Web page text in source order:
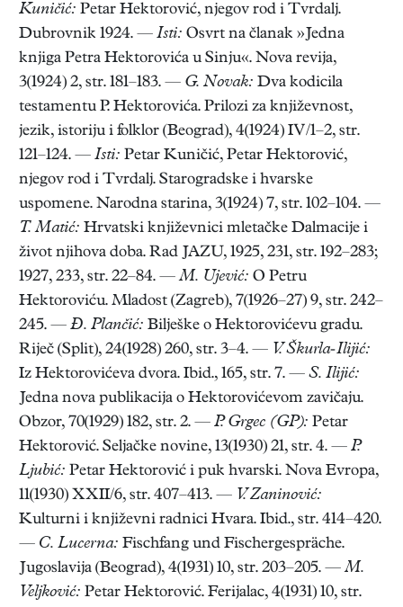
Kuničić: Petar Hektorović, njegov rod i Tvrdalj.
Dubrovnik 1924. — Isti: Osvrt na članak »Jedna
knjiga Petra Hektorovića u Sinju«. Nova revija,
3(1924) 2, str. 181–183. — G. Novak: Dva kodicila
testamentu P. Hektorovića. Prilozi za književnost,
jezik, istoriju i folklor (Beograd), 4(1924) IV/1–2, str.
121–124. — Isti: Petar Kuničić, Petar Hektorović,
njegov rod i Tvrdalj. Starogradske i hvarske
uspomene. Narodna starina, 3(1924) 7, str. 102–104. —
T. Matić: Hrvatski književnici mletačke Dalmacije i
život njihova doba. Rad JAZU, 1925, 231, str. 192–283;
1927, 233, str. 22–84. —M. Ujević: O Petru
Hektoroviću. Mladost (Zagreb), 7(1926–27) 9, str. 242–
245. — Đ. Plančić: Bilješke o Hektorovićevu gradu.
Riječ (Split), 24(1928) 260, str. 3–4. — V. Škurla-Ilijić:
Iz Hektorovićeva dvora. Ibid., 165, str. 7. — S. Ilijić:
Jedna nova publikacija o Hektorovićevom zavičaju.
Obzor, 70(1929) 182, str. 2. — P. Grgec (GP): Petar
Hektorović. Seljačke novine, 13(1930) 21, str. 4. — P.
Ljubić: Petar Hektorović i puk hvarski. Nova Evropa,
11(1930) XXII/6, str. 407–413. — V. Zaninović:
Kulturni i književni radnici Hvara. Ibid., str. 414–420.
— C. Lucerna: Fischfang und Fischergespräche.
Jugoslavija (Beograd), 4(1931) 10, str. 203–205. —M.
Veljković: Petar Hektorović. Ferijalac, 4(1931) 10, str.